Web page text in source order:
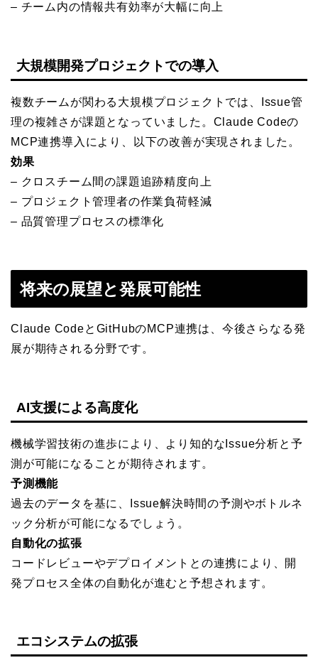
– チーム内の情報共有効率が大幅に向上
大規模開発プロジェクトでの導入
複数チームが関わる大規模プロジェクトでは、Issue管
理の複雑さが課題となっていました。Claude Codeの
MCP連携導入により、以下の改善が実現されました。
効果
– クロスチーム間の課題追跡精度向上
– プロジェクト管理者の作業負荷軽減
– 品質管理プロセスの標準化
将来の展望と発展可能性
Claude CodeとGitHubのMCP連携は、今後さらなる発
展が期待される分野です。
AI支援による高度化
機械学習技術の進歩により、より知的なIssue分析と予
測が可能になることが期待されます。
予測機能
過去のデータを基に、Issue解決時間の予測やボトルネ
ック分析が可能になるでしょう。
自動化の拡張
コードレビューやデプロイメントとの連携により、開
発プロセス全体の自動化が進むと予想されます。
エコシステムの拡張